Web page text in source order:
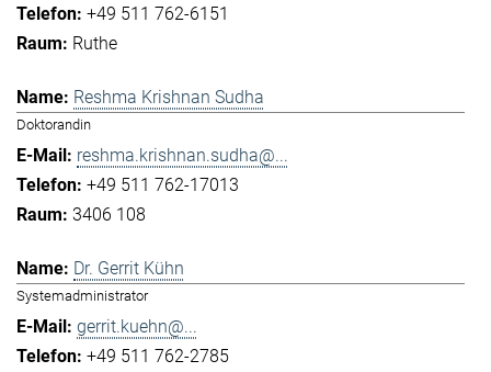
+49 511 762-6151
Ruthe
Reshma Krishnan Sudha
Doktorandin
reshma.krishnan.sudha@...
+49 511 762-17013
3406 108
Dr. Gerrit Kühn
Systemadministrator
gerrit.kuehn@...
+49 511 762-2785